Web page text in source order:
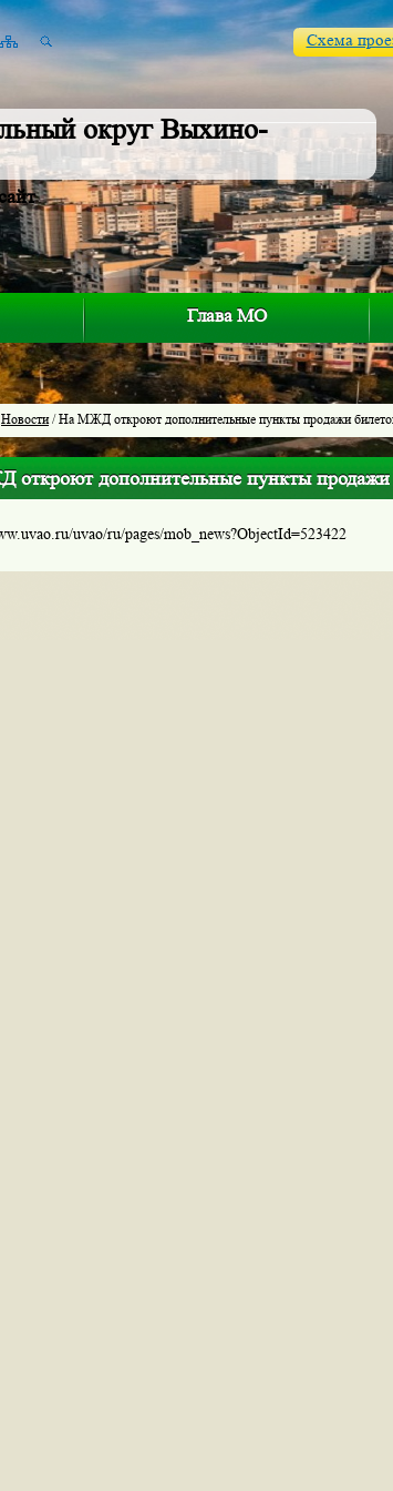
округ Выхино-
Схема
Глава МО
Новости/ На МЖД откроют дополнительные пункты продажи
дополнительные пункты продажи
uvao/ru/pages/mob_news?ObjectId=523422